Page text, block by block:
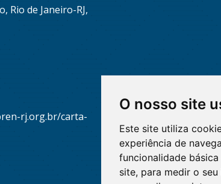
O nosso site
Este site utiliza
experiência de
funcionalidade
site, para medir o
Rio de Janeiro-RJ,
rj.org.br/carta-